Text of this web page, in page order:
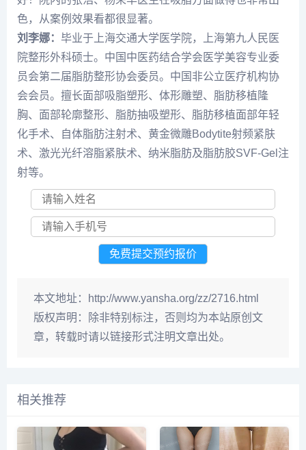
色，从案例效果看都很显著。
刘李娜： 毕业于上海交通大学医学院，上海第九人民医
院整形外科硕士。中国中医药结合学会医学美容专业委
员会第二届脂肪整形协会委员。中国非公立医疗机构协
会会员。擅长面部吸脂塑形、体形雕塑、脂肪移植隆
胸、面部轮廓整形、脂肪抽吸塑形、脂肪移植面部年轻
化手术、自体脂肪注射术、黄金微雕Bodytite射频紧肤
术、激光光纤溶脂紧肤术、纳米脂肪及脂肪胶SVF-Gel注
射等。
本文地址：
http://www.yansha.org/zz/2716.html
版权声明：
除非特别标注，否则均为本站原创文
章，转载时请以链接形式注明文章出处。
相关推荐